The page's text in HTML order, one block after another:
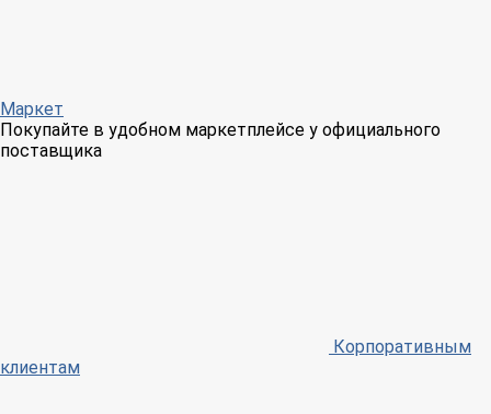
Маркет
Покупайте в удобном маркетплейсе у официального
поставщика
Корпоративным
клиентам